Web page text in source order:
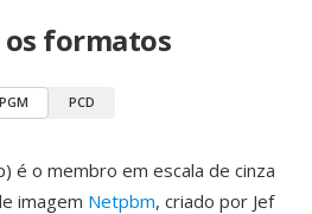
os formatos
PGM PCD
é o membro em escala de cinza
imagem Netpbm, criado por Jef